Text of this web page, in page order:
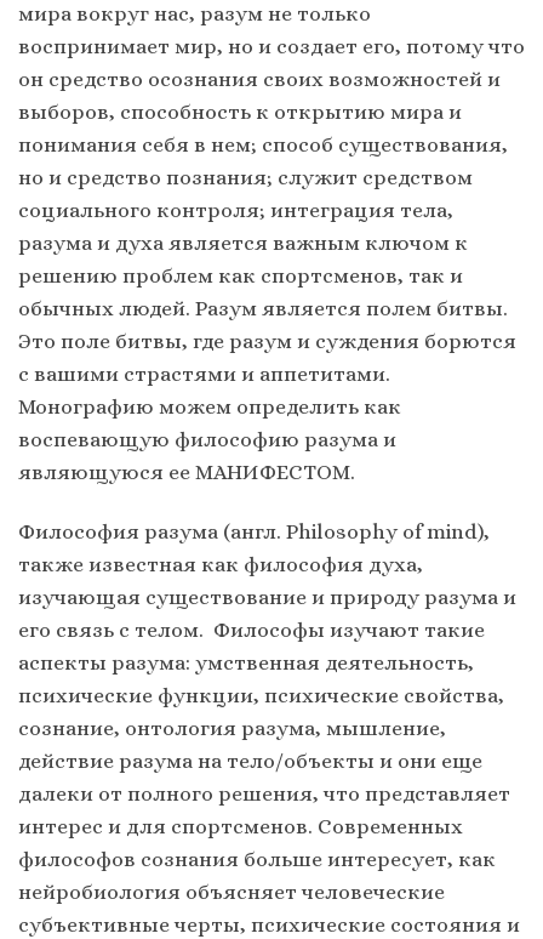
мира вокруг нас, разум не только
воспринимает мир, но и создает его, потому что
он средство осознания своих возможностей и
выборов, способность к открытию мира и
понимания себя в нем; способ существования,
но и средство познания; служит средством
социального контроля; интеграция тела,
разума и духа является важным ключом к
решению проблем как спортсменов, так и
обычных людей. Разум является полем битвы.
Это поле битвы, где разум и суждения борются
с вашими страстями и аппетитами.
Монографию можем определить как
воспевающую философию разума и
являющуюся ее МАНИФЕСТОМ.
Философия разума (англ. Philosophy of mind),
также известная как философия духа,
изучающая существование и природу разума и
его связь с телом. Философы изучают такие
аспекты разума: умственная деятельность,
психические функции, психические свойства,
сознание, онтология разума, мышление,
действие разума на тело/объекты и они еще
далеки от полного решения, что представляет
интерес и для спортсменов. Современных
философов сознания больше интересует, как
нейробиология объясняет человеческие
субъективные черты, психические состояния и